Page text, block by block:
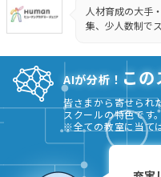
人材育成の大手
集、少人数制で
AIが分析！ こ
皆さまから寄せられ
スクールの特色です。
※全ての教室に当て